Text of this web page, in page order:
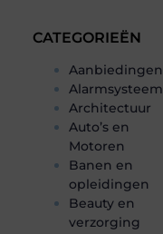
CATEGORIEËN
Aanbiedingen
Alarmsysteem
Architectuur
Auto’s en
Motoren
Banen en
opleidingen
Beauty en
verzorging